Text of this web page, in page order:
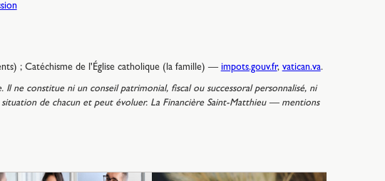
; Catéchisme de l'Église catholique (la famille) — impots.gouv.fr, vatican.va.
ne constitue ni un conseil patrimonial, fiscal ou successoral personnalisé, ni
de chacun et peut évoluer. La Financière Saint-Matthieu — mentions